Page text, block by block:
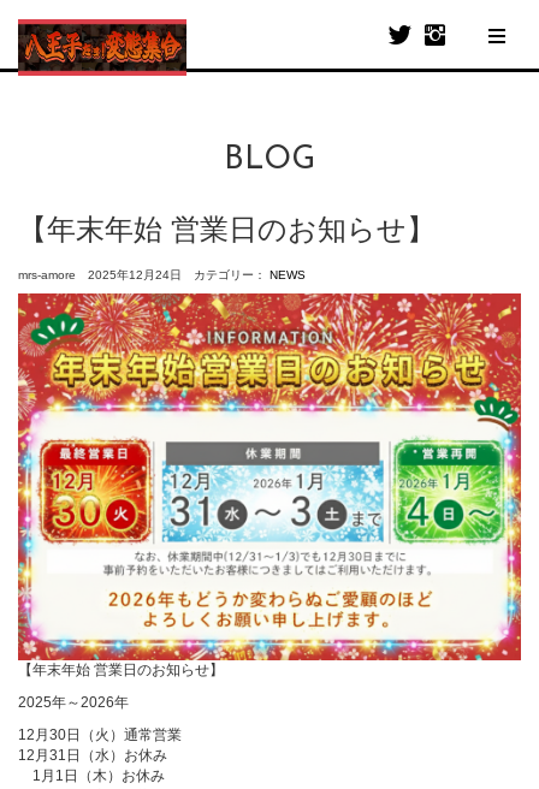
BLOG
【年末年始 営業日のお知らせ】
mrs-amore 2025年12月24日 カテゴリー： NEWS
【年末年始 営業日のお知らせ】
2025年～2026年
12月30日（火）通常営業
12月31日（水）お休み
1月1日（木）お休み